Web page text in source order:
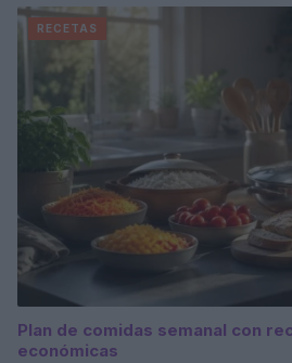
RECETAS
Plan de comidas semanal con
económicas